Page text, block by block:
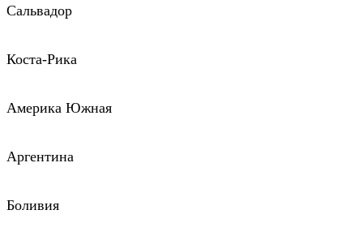
Сальвадор
Коста-Рика
Америка Южная
Аргентина
Боливия